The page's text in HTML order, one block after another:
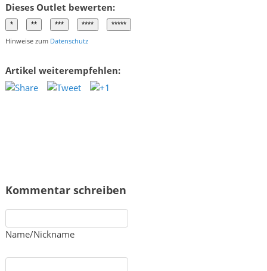
Dieses Outlet bewerten:
Hinweise zum Datenschutz
Artikel weiterempfehlen:
Kommentar schreiben
Name/Nickname